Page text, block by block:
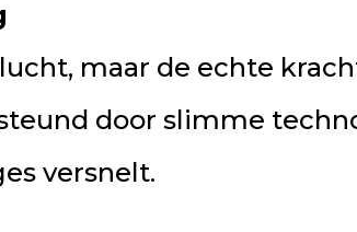
maar de echte
door slimme
versnelt.